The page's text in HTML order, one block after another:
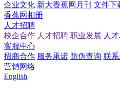
企业文化 新大香蕉网月刊 文件下
香蕉网相册
人才招聘
校企合作 人才招聘 职业发展 人
客服中心
招商合作 服务承诺 防伪查询 联
营销网络
English